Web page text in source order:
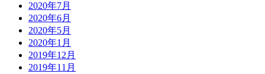
2020年7月
2020年6月
2020年5月
2020年1月
2019年12月
2019年11月